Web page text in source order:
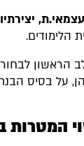
הלימודים.
הראשון
על בסיס